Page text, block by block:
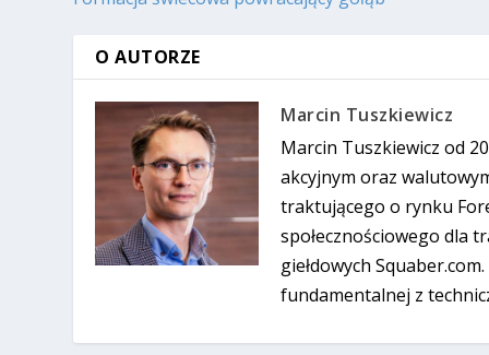
O AUTORZE
Marcin Tuszkiewicz
Marcin Tuszkiewicz od
akcyjnym oraz
traktującego o rynku
społecznościowego dla
giełdowych
fundamentalnej z